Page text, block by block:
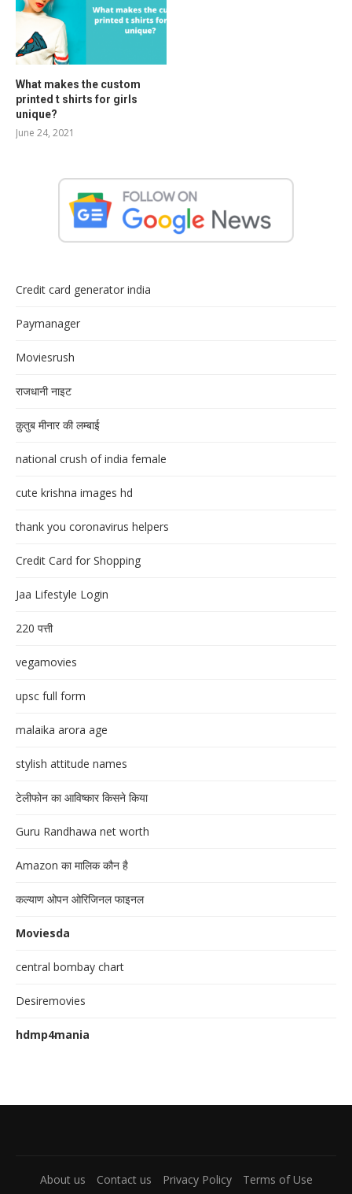
What makes the custom
printed t shirts for girls
unique?
June 24, 2021
Credit card generator india
Paymanager
Moviesrush
राजधानी नाइट
क़ुतुब मीनार की लम्बाई
national crush of india female
cute krishna images hd
thank you coronavirus helpers
Credit Card for Shopping
Jaa Lifestyle Login
220 पत्ती
vegamovies
upsc full form
malaika arora age
stylish attitude names
टेलीफोन का आविष्कार किसने किया
Guru Randhawa net worth
Amazon का मालिक कौन है
कल्याण ओपन ओरिजिनल फाइनल
Moviesda
central bombay chart
Desiremovies
hdmp4mania
About us Contact us Privacy Policy Terms of Use